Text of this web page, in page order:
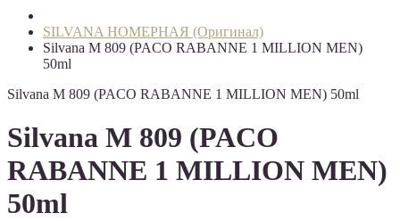
SILVANA НОМЕРНАЯ (Оригинал)
Silvana M 809 (PACO RABANNE 1 MILLION MEN)
50ml
Silvana M 809 (PACO RABANNE 1 MILLION MEN) 50ml
Silvana M 809 (PACO
RABANNE 1 MILLION MEN)
50ml